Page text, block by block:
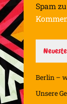
Spam
Berlin –
Unsere